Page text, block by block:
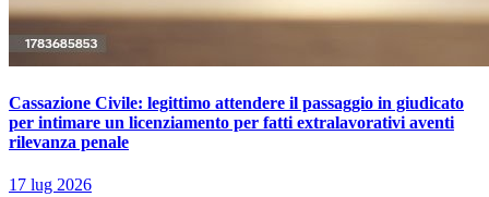
Cassazione Civile: legittimo attendere il passaggio in giudicato
per intimare un licenziamento per fatti extralavorativi aventi
rilevanza penale
17 lug 2026